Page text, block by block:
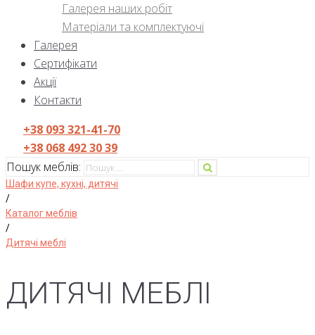
Галерея наших робіт
Матеріали та комплектуючі
Галерея
Сертифікати
Акції
Контакти
+38 093 321-41-70
+38 068 492 30 39
Пошук меблів:
Шафи купе, кухні, дитячі
/
Каталог меблів
/
Дитячі меблі
ДИТЯЧІ МЕБЛІ